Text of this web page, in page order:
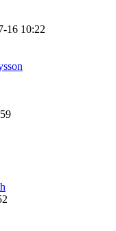
16 10:22